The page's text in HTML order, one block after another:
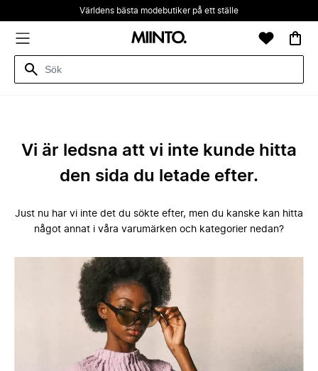
Världens bästa modebutiker på ett ställe
Vi är ledsna att vi inte kunde hitta
den sida du letade efter.
Just nu har vi inte det du sökte efter, men du kanske kan hitta
något annat i våra varumärken och kategorier nedan?